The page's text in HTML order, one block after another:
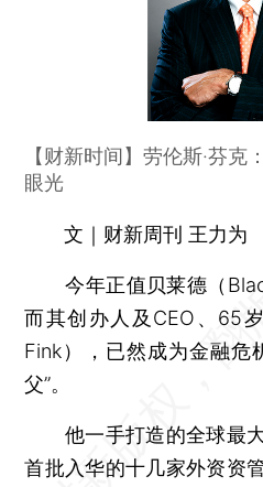
【财新时间】劳伦斯·芬
眼光
文｜财新周刊 王力为
今年正值贝莱德（
而其创办人及CEO、65
Fink），已然成为金融危
父”。
他一手打造的全球最大
首批入华的十几家外资资